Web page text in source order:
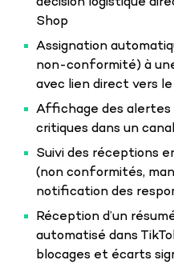
Shop
Assignation
non-conformité) à
avec lien direct vers
Affichage des alertes
critiques dans un
Suivi des réceptions
(non conformités,
notification des
Réception d’un
automatisé dans
blocages et écarts